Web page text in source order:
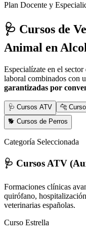
Plan Docente y
🩺 Cursos de
Animal en
Especialízate en el
laboral combinados con
garantizadas por
🩺 Cursos ATV 🐆
🐕 Cursos de Perros
Categoría Seleccionada
🩺 Cursos ATV
Formaciones clínicas
quirófano,
veterinarias españolas.
Curso Estrella